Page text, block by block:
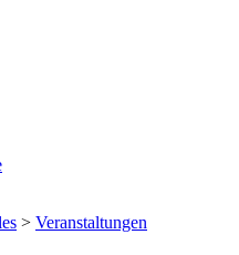
> Veranstaltungen